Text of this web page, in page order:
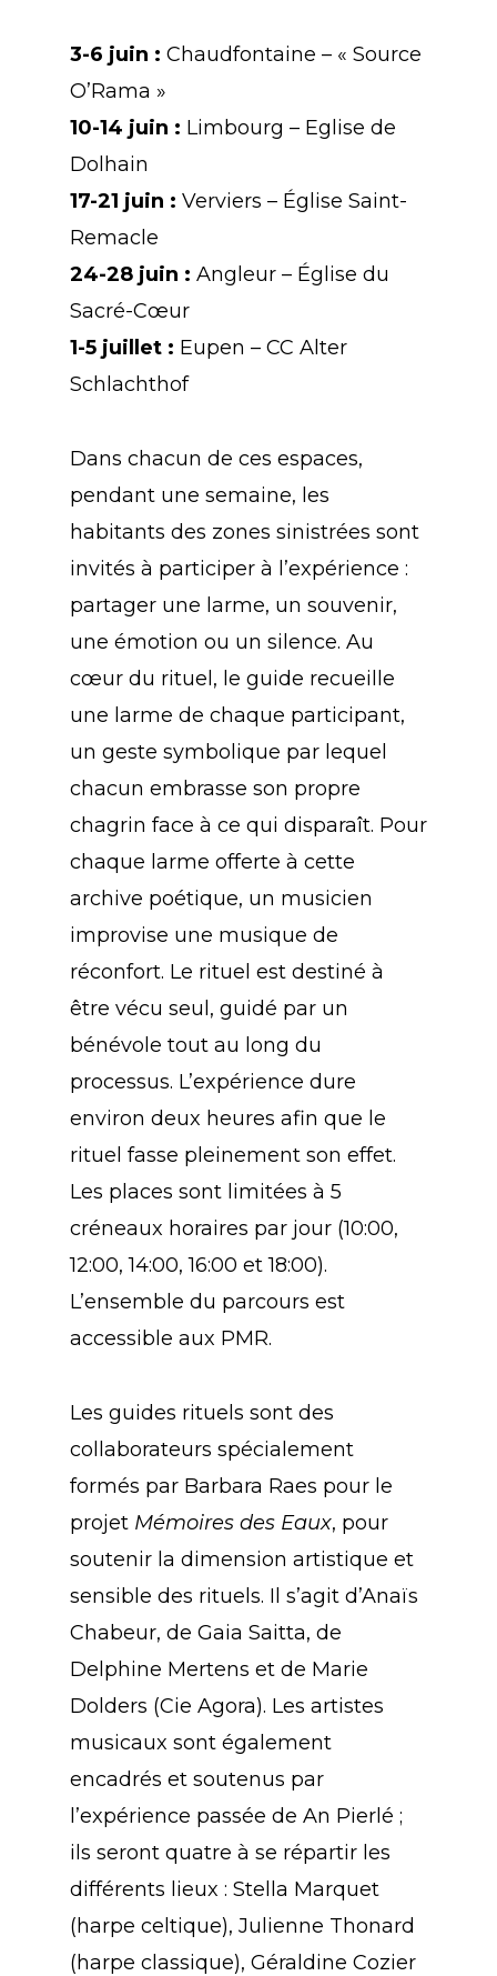
3-6 juin : Chaudfontaine – « Source
O’Rama »
10-14 juin : Limbourg – Eglise de
Dolhain
17-21 juin : Verviers – Église Saint-
Remacle
24-28 juin : Angleur – Église du
Sacré-Cœur
1-5 juillet : Eupen – CC Alter
Schlachthof
Dans chacun de ces espaces,
pendant une semaine, les
habitants des zones sinistrées sont
invités à participer à l’expérience :
partager une larme, un souvenir,
une émotion ou un silence. Au
cœur du rituel, le guide recueille
une larme de chaque participant,
un geste symbolique par lequel
chacun embrasse son propre
chagrin face à ce qui disparaît. Pour
chaque larme offerte à cette
archive poétique, un musicien
improvise une musique de
réconfort. Le rituel est destiné à
être vécu seul, guidé par un
bénévole tout au long du
processus. L’expérience dure
environ deux heures afin que le
rituel fasse pleinement son effet.
Les places sont limitées à 5
créneaux horaires par jour (10:00,
12:00, 14:00, 16:00 et 18:00).
L’ensemble du parcours est
accessible aux PMR.
Les guides rituels sont des
collaborateurs spécialement
formés par Barbara Raes pour le
projet Mémoires des Eaux, pour
soutenir la dimension artistique et
sensible des rituels. Il s’agit d’Anaïs
Chabeur, de Gaia Saitta, de
Delphine Mertens et de Marie
Dolders (Cie Agora). Les artistes
musicaux sont également
encadrés et soutenus par
l’expérience passée de An Pierlé ;
ils seront quatre à se répartir les
différents lieux : Stella Marquet
(harpe celtique), Julienne Thonard
(harpe classique), Géraldine Cozier